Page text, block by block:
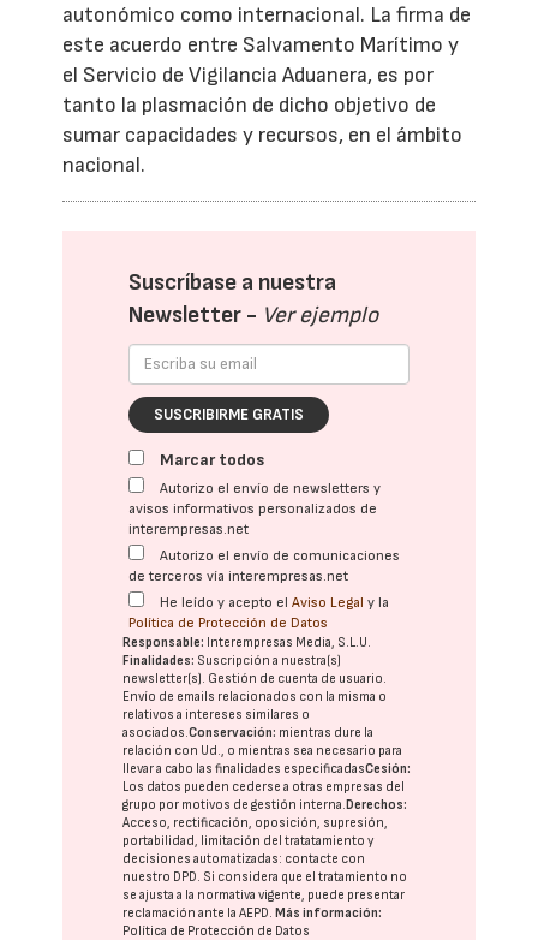
autonómico como internacional. La firma de
este acuerdo entre Salvamento Marítimo y
el Servicio de Vigilancia Aduanera, es por
tanto la plasmación de dicho objetivo de
sumar capacidades y recursos, en el ámbito
nacional.
Suscríbase a nuestra
Newsletter - Ver ejemplo
SUSCRIBIRME GRATIS
Marcar todos
Autorizo el envío de newsletters y
avisos informativos personalizados de
interempresas.net
Autorizo el envío de comunicaciones
de terceros vía interempresas.net
He leído y acepto elAviso Legal y la
Política de Protección de Datos
Responsable: Interempresas Media, S.L.U.
Finalidades: Suscripción a nuestra(s)
newsletter(s). Gestión de cuenta de usuario.
Envío de emails relacionados con la misma o
relativos a intereses similares o
asociados.Conservación: mientras dure la
relación con Ud., o mientras sea necesario para
llevar a cabo las finalidades especificadasCesión:
Los datos pueden cederse a otras empresas del
grupo por motivos de gestión interna.Derechos:
Acceso, rectificación, oposición, supresión,
portabilidad, limitación del tratatamiento y
decisiones automatizadas: contacte con
nuestro DPD. Si considera que el tratamiento no
se ajusta a la normativa vigente, puede presentar
reclamación ante laAEPD.Más información:
Política de Protección de Datos